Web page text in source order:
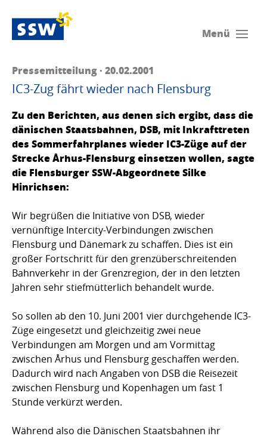
Menü
Pressemitteilung · 20.02.2001
IC3-Zug fährt wieder nach Flensburg
Zu den Berichten, aus denen sich ergibt, dass die
dänischen Staatsbahnen, DSB, mit Inkrafttreten
des Sommerfahrplanes wieder IC3-Züge auf der
Strecke Århus-Flensburg einsetzen wollen, sagte
die Flensburger SSW-Abgeordnete Silke
Hinrichsen:
Wir begrüßen die Initiative von DSB, wieder
vernünftige Intercity-Verbindungen zwischen
Flensburg und Dänemark zu schaffen. Dies ist ein
großer Fortschritt für den grenzüberschreitenden
Bahnverkehr in der Grenzregion, der in den letzten
Jahren sehr stiefmütterlich behandelt wurde.
So sollen ab den 10. Juni 2001 vier durchgehende IC3-
Züge eingesetzt und gleichzeitig zwei neue
Verbindungen am Morgen und am Vormittag
zwischen Århus und Flensburg geschaffen werden.
Dadurch wird nach Angaben von DSB die Reisezeit
zwischen Flensburg und Kopenhagen um fast 1
Stunde verkürzt werden.
Während also die Dänischen Staatsbahnen ihr